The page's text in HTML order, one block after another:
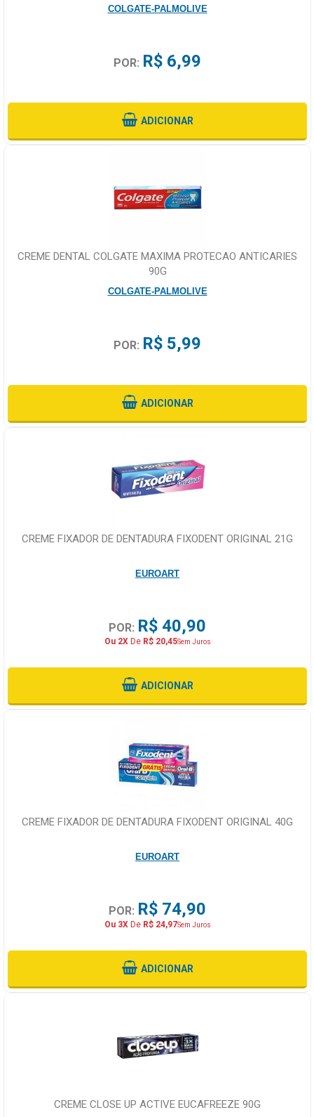
COLGATE-PALMOLIVE
POR: R$ 6,99
ADICIONAR
CREME DENTAL COLGATE MAXIMA PROTECAO ANTICARIES
90G
COLGATE-PALMOLIVE
POR: R$ 5,99
ADICIONAR
CREME FIXADOR DE DENTADURA FIXODENT ORIGINAL 21G
EUROART
POR: R$ 40,90
Ou 2XDe R$ 20,45Sem Juros
ADICIONAR
CREME FIXADOR DE DENTADURA FIXODENT ORIGINAL 40G
EUROART
POR: R$ 74,90
Ou 3XDe R$ 24,97Sem Juros
ADICIONAR
CREME CLOSE UP ACTIVE EUCAFREEZE 90G